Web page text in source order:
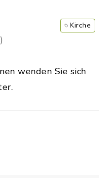
Kirche
wenden Sie sich